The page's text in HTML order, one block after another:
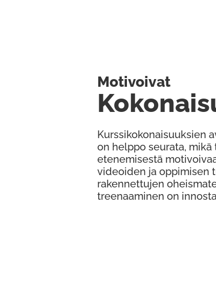
Kurssikokonaisuuksien
on helppo seurata, mikä
etenemisestä
videoiden ja oppimisen
rakennettujen
treenaaminen on
Motivoivat